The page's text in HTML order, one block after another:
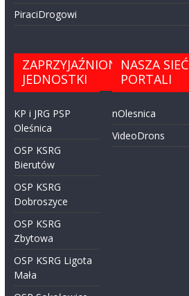
PiraciDrogowi
ZAPRZYJAŹNIONE
JEDNOSTKI
KP i JRG PSP
Oleśnica
OSP KSRG
Bierutów
OSP KSRG
Dobroszyce
OSP KSRG
Zbytowa
OSP KSRG Ligota
Mała
NASZA SIEĆ
PORTALI
nOlesnica
VideoDrons